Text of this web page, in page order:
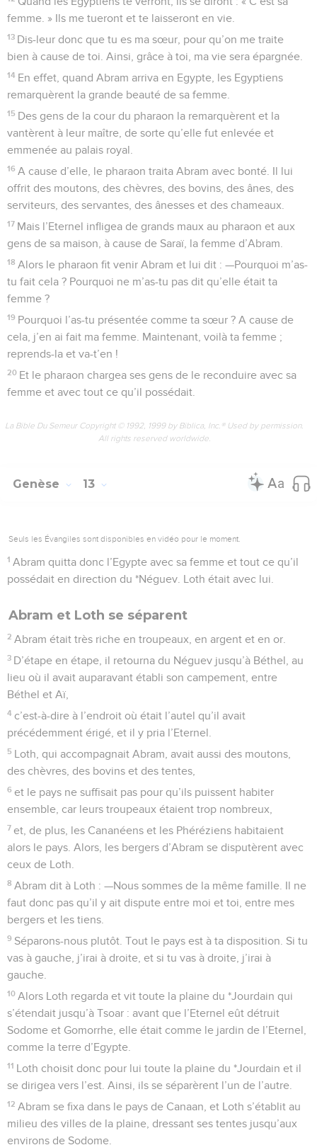
femme. » Ils me tueront et te laisseront en vie.
13 Dis-leur donc que tu es ma sœur, pour qu’on me traite
bien à cause de toi. Ainsi, grâce à toi, ma vie sera épargnée.
14 En effet, quand Abram arriva en Egypte, les Egyptiens
remarquèrent la grande beauté de sa femme.
15 Des gens de la cour du pharaon la remarquèrent et la
vantèrent à leur maître, de sorte qu’elle fut enlevée et
emmenée au palais royal.
16 A cause d’elle, le pharaon traita Abram avec bonté. Il lui
offrit des moutons, des chèvres, des bovins, des ânes, des
serviteurs, des servantes, des ânesses et des chameaux.
17 Mais l’Eternel infligea de grands maux au pharaon et aux
gens de sa maison, à cause de Saraï, la femme d’Abram.
18 Alors le pharaon fit venir Abram et lui dit : —Pourquoi m’as-
tu fait cela ? Pourquoi ne m’as-tu pas dit qu’elle était ta
femme ?
19 Pourquoi l’as-tu présentée comme ta sœur ? A cause de
cela, j’en ai fait ma femme. Maintenant, voilà ta femme ;
reprends-la et va-t’en !
20 Et le pharaon chargea ses gens de le reconduire avec sa
femme et avec tout ce qu’il possédait.
La Bible Du Semeur Copyright © 1992, 1999 by Biblica, Inc.® Used by permission.
All rights reserved worldwide.
Genèse 13
Seuls les Évangiles sont disponibles en vidéo pour le moment.
1 Abram quitta donc l’Egypte avec sa femme et tout ce qu’il
possédait en direction du *Néguev. Loth était avec lui.
Abram et Loth se séparent
2 Abram était très riche en troupeaux, en argent et en or.
3 D’étape en étape, il retourna du Néguev jusqu’à Béthel, au
lieu où il avait auparavant établi son campement, entre
Béthel et Aï,
4 c’est-à-dire à l’endroit où était l’autel qu’il avait
précédemment érigé, et il y pria l’Eternel.
5 Loth, qui accompagnait Abram, avait aussi des moutons,
des chèvres, des bovins et des tentes,
6 et le pays ne suffisait pas pour qu’ils puissent habiter
ensemble, car leurs troupeaux étaient trop nombreux,
7 et, de plus, les Cananéens et les Phéréziens habitaient
alors le pays. Alors, les bergers d’Abram se disputèrent avec
ceux de Loth.
8 Abram dit à Loth : —Nous sommes de la même famille. Il ne
faut donc pas qu’il y ait dispute entre moi et toi, entre mes
bergers et les tiens.
9 Séparons-nous plutôt. Tout le pays est à ta disposition. Si tu
vas à gauche, j’irai à droite, et si tu vas à droite, j’irai à
gauche.
10 Alors Loth regarda et vit toute la plaine du *Jourdain qui
s’étendait jusqu’à Tsoar : avant que l’Eternel eût détruit
Sodome et Gomorrhe, elle était comme le jardin de l’Eternel,
comme la terre d’Egypte.
11 Loth choisit donc pour lui toute la plaine du *Jourdain et il
se dirigea vers l’est. Ainsi, ils se séparèrent l’un de l’autre.
12 Abram se fixa dans le pays de Canaan, et Loth s’établit au
milieu des villes de la plaine, dressant ses tentes jusqu’aux
environs de Sodome.